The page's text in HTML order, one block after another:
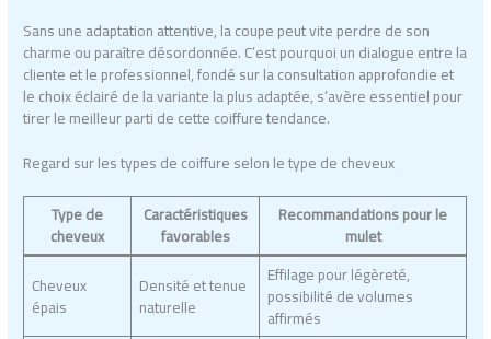
Sans une adaptation attentive, la coupe peut vite perdre de son
charme ou paraître désordonnée. C’est pourquoi un dialogue entre la
cliente et le professionnel, fondé sur la consultation approfondie et
le choix éclairé de la variante la plus adaptée, s’avère essentiel pour
tirer le meilleur parti de cette coiffure tendance.
Regard sur les types de coiffure selon le type de cheveux
Type de
cheveux
Caractéristiques
favorables
Recommandations pour le
mulet
Cheveux
épais
Densité et tenue
naturelle
Effilage pour légèreté,
possibilité de volumes
affirmés